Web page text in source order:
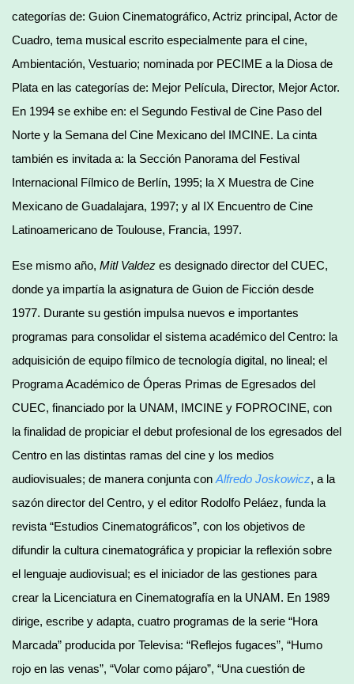
categorías de: Guion Cinematográfico, Actriz principal, Actor de
Cuadro, tema musical escrito especialmente para el cine,
Ambientación, Vestuario; nominada por PECIME a la Diosa de
Plata en las categorías de: Mejor Película, Director, Mejor Actor.
En 1994 se exhibe en: el Segundo Festival de Cine Paso del
Norte y la Semana del Cine Mexicano del IMCINE. La cinta
también es invitada a: la Sección Panorama del Festival
Internacional Fílmico de Berlín, 1995; la X Muestra de Cine
Mexicano de Guadalajara, 1997; y al IX Encuentro de Cine
Latinoamericano de Toulouse, Francia, 1997.
Ese mismo año, Mitl Valdez es designado director del CUEC,
donde ya impartía la asignatura de Guion de Ficción desde
1977. Durante su gestión impulsa nuevos e importantes
programas para consolidar el sistema académico del Centro: la
adquisición de equipo fílmico de tecnología digital, no lineal; el
Programa Académico de Óperas Primas de Egresados del
CUEC, financiado por la UNAM, IMCINE y FOPROCINE, con
la finalidad de propiciar el debut profesional de los egresados del
Centro en las distintas ramas del cine y los medios
audiovisuales; de manera conjunta con Alfredo Joskowicz, a la
sazón director del Centro, y el editor Rodolfo Peláez, funda la
revista “Estudios Cinematográficos”, con los objetivos de
difundir la cultura cinematográfica y propiciar la reflexión sobre
el lenguaje audiovisual; es el iniciador de las gestiones para
crear la Licenciatura en Cinematografía en la UNAM. En 1989
dirige, escribe y adapta, cuatro programas de la serie “Hora
Marcada” producida por Televisa: “Reflejos fugaces”, “Humo
rojo en las venas”, “Volar como pájaro”, “Una cuestión de